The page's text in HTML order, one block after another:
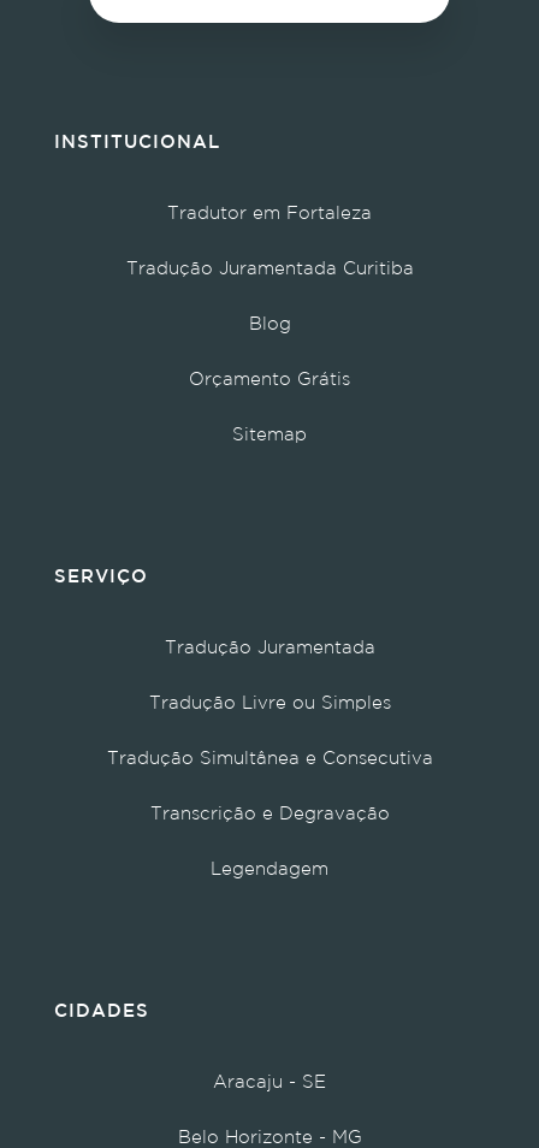
INSTITUCIONAL
Tradutor em Fortaleza
Tradução Juramentada Curitiba
Blog
Orçamento Grátis
Sitemap
SERVIÇO
Tradução Juramentada
Tradução Livre ou Simples
Tradução Simultânea e Consecutiva
Transcrição e Degravação
Legendagem
CIDADES
Aracaju - SE
Belo Horizonte - MG